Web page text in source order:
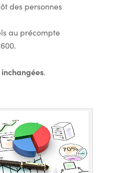
des personnes
au précompte
inchangées.